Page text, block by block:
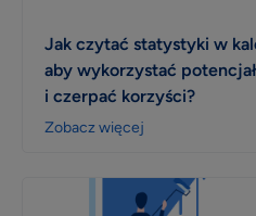
Jak czytać statystyki w
aby wykorzystać
i czerpać korzyści?
Zobacz więcej